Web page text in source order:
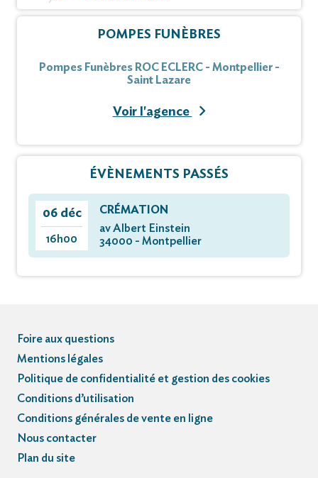
POMPES FUNÈBRES
Pompes Funèbres ROC ECLERC - Montpellier -
Saint Lazare
Voir l'agence
ÉVÈNEMENTS PASSÉS
06 déc
16h00
CRÉMATION
av Albert Einstein
34000 - Montpellier
Foire aux questions
Mentions légales
Politique de confidentialité et gestion des cookies
Conditions d’utilisation
Conditions générales de vente en ligne
Nous contacter
Plan du site